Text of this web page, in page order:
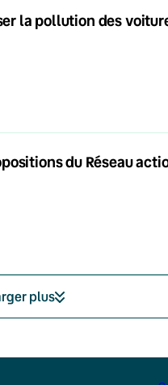
la pollution des
du Réseau
plus